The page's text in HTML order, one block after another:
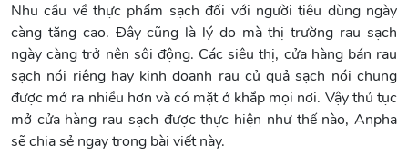
Nhu cầu về thực phẩm sạch đối với người tiêu dùng ngày
càng tăng cao. Đây cũng là lý do mà thị trường rau sạch
ngày càng trở nên sôi động. Các siêu thị, cửa hàng bán rau
sạch nói riêng hay kinh doanh rau củ quả sạch nói chung
được mở ra nhiều hơn và có mặt ở khắp mọi nơi. Vậy thủ tục
mở cửa hàng rau sạch được thực hiện như thế nào, Anpha
sẽ chia sẻ ngay trong bài viết này.